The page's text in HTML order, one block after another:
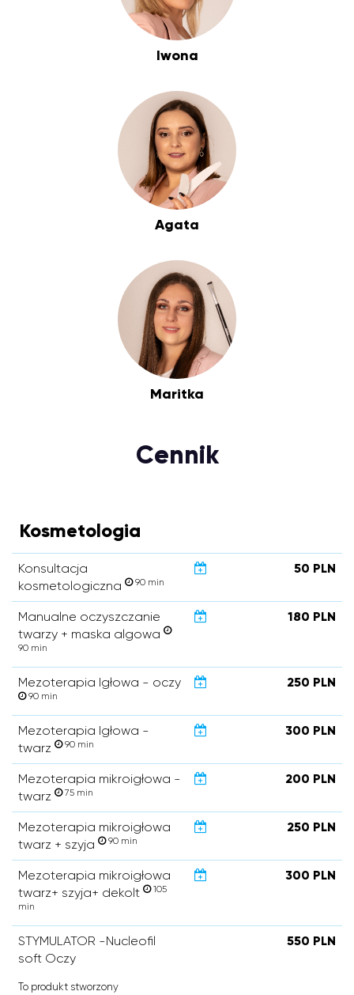
Iwona
Agata
Maritka
Cennik
Kosmetologia
Konsultacja
kosmetologiczna
90 min
50 PLN
Manualne oczyszczanie
twarzy + maska algowa
90 min
180 PLN
Mezoterapia Igłowa - oczy
90 min
250 PLN
Mezoterapia Igłowa -
twarz
90 min
300 PLN
Mezoterapia mikroigłowa -
twarz
75 min
200 PLN
Mezoterapia mikroigłowa
twarz + szyja
90 min
250 PLN
Mezoterapia mikroigłowa
twarz+ szyja+ dekolt
105
min
300 PLN
STYMULATOR -Nucleofil
soft Oczy
550 PLN
To produkt stworzony